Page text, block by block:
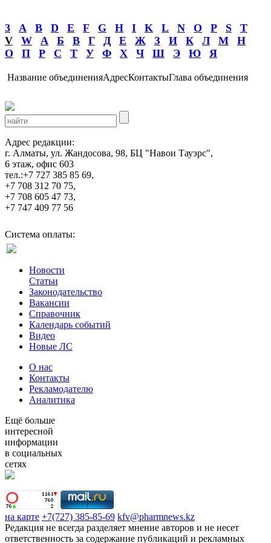
3 A B D E F G H I K L N O P S
T
V
W А Б В Г Д Е Ж З И К Л М
Н
О
П Р С Т У Ф Х Ч Ш Э Ю Я
Название объединенияАдресКонтактыГлава объединения
Адрес редакции:
г. Алматы, ул. Жандосова, 98, БЦ "Навои Тауэрс",
6 этаж, офис 603
тел.:+7 727 385 85 69,
+7 708 312 70 75,
+7 708 605 47 73,
+7 747 409 77 56
Система оплаты:
Новости
Статьи
Законодательство
Вакансии
Справочник
Календарь событий
Видео
Новые ЛС
О нас
Контакты
Рекламодателю
Аналитика
Ещё больше
интересной
информации
в социальных
сетях
на карте +7(727) 385-85-69 kfv@pharmnews.kz
Редакция не всегда разделяет мнение авторов и не несет
ответственность за содержание публикаций и рекламных